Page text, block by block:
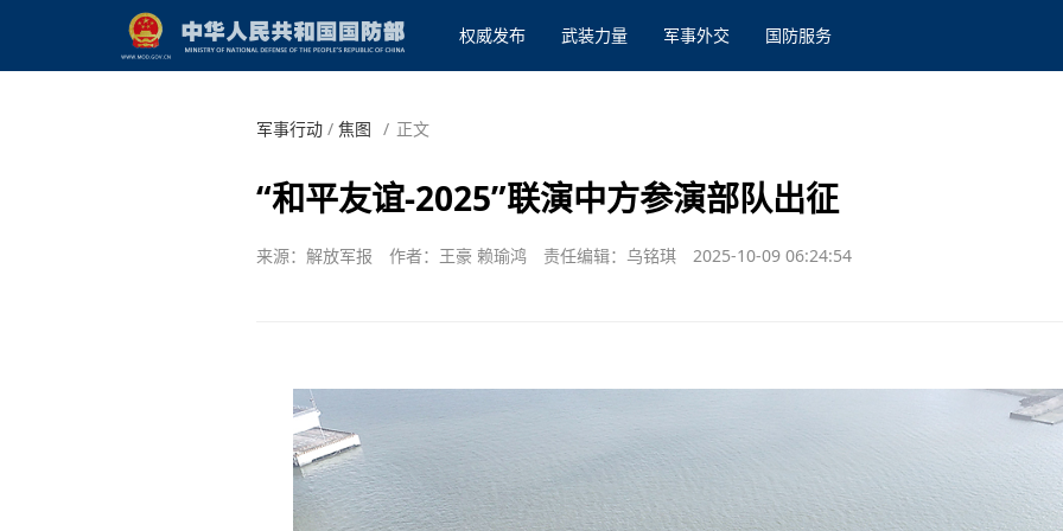
权威发布 武装力量 军事外交 国防服务
军事行动/ 焦图 / 正文
“和平友谊-2025”联演中方参演部队出征
来源：解放军报 作者：王豪 赖瑜鸿 责任编辑：乌铭琪 2025-10-09 06:24:54